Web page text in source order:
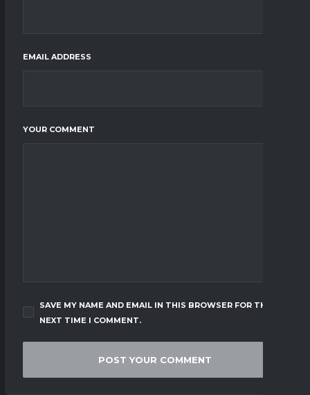
EMAIL ADDRESS
YOUR COMMENT
SAVE MY NAME AND EMAIL IN THIS BROWSER FOR THE
NEXT TIME I COMMENT.